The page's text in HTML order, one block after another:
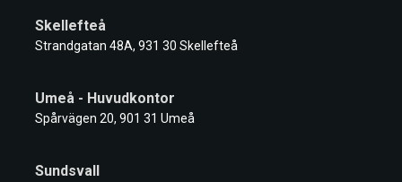
Skellefteå
Strandgatan 48A, 931 30 Skellefteå
Umeå - Huvudkontor
Spårvägen 20, 901 31 Umeå
Sundsvall